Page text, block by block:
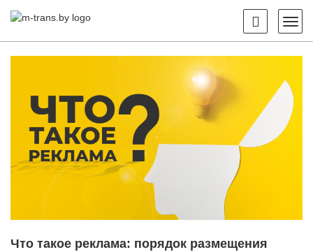
Что такое реклама: порядок размещения